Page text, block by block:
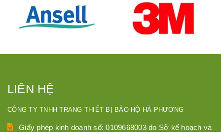
LIÊN HỆ
CÔNG TY TNHH TRANG THIẾT BỊ BẢO HỘ HÀ PHƯƠNG
Giấy phép kinh doanh số: 0109668003 do Sở kế hoạch và